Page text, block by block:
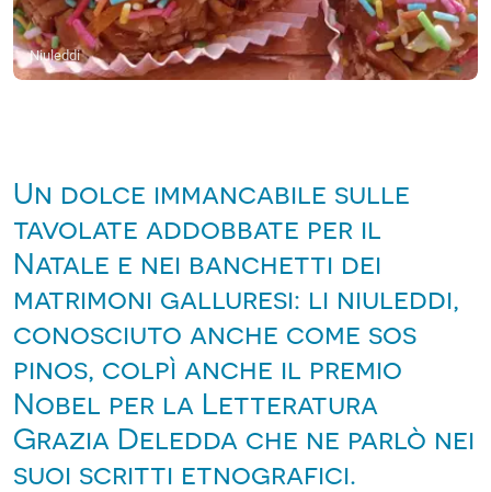
Niuleddi
Un dolce immancabile sulle
tavolate addobbate per il
Natale e nei banchetti dei
matrimoni galluresi: li niuleddi,
conosciuto anche come sos
pinos, colpì anche il premio
Nobel per la Letteratura
Grazia Deledda che ne parlò nei
suoi scritti etnografici.